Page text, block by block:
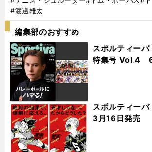
#渡邊雄太
編集部のおすすめ
スポルティー
特集号 Vol.4
スポルティー
3月16日発売